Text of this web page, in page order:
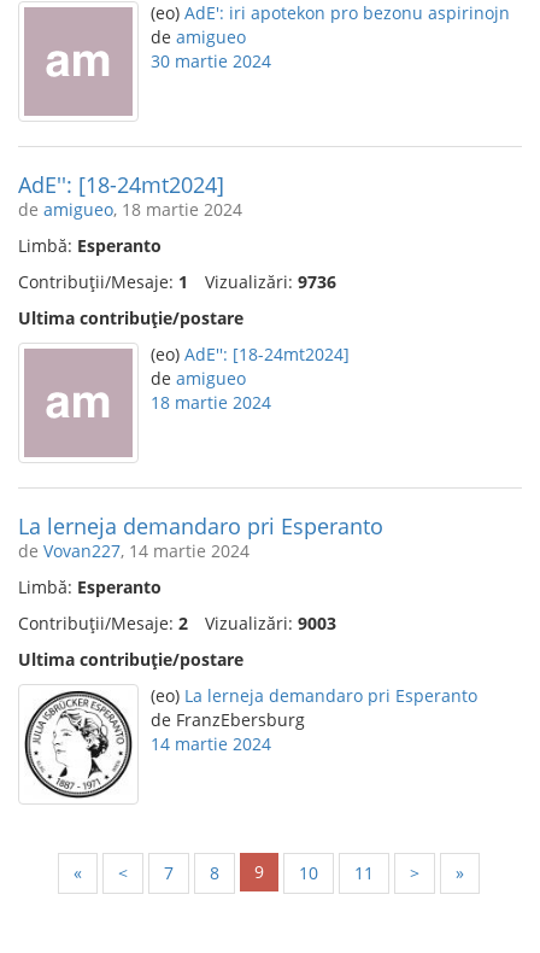
(eo) AdE': iri apotekon pro bezonu aspirinojn
de amigueo
30 martie 2024
AdE'': [18-24mt2024]
de amigueo, 18 martie 2024
Limbă: Esperanto
Contribuții/Mesaje: 1 Vizualizări: 9736
Ultima contribuție/postare
(eo) AdE'': [18-24mt2024]
de amigueo
18 martie 2024
La lerneja demandaro pri Esperanto
de Vovan227, 14 martie 2024
Limbă: Esperanto
Contribuții/Mesaje: 2 Vizualizări: 9003
Ultima contribuție/postare
(eo) La lerneja demandaro pri Esperanto
de FranzEbersburg
14 martie 2024
« < 7 8 9 10 11 > »